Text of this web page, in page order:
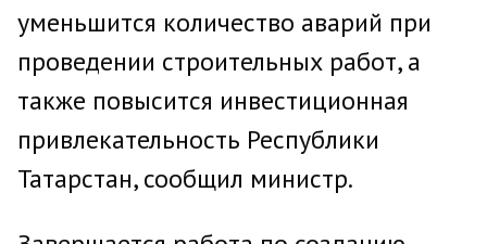
уменьшится количество аварий при
проведении строительных работ, а
также повысится инвестиционная
привлекательность Республики
Татарстан, сообщил министр.